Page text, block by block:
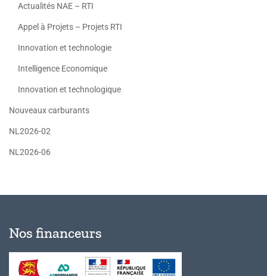
Actualités NAE – RTI
Appel à Projets – Projets RTI
Innovation et technologie
Intelligence Economique
Innovation et technologique
Nouveaux carburants
NL2026-02
NL2026-06
Nos financeurs